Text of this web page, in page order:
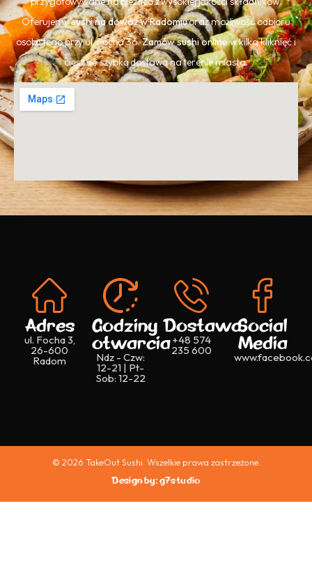
Oferujemysushi na dowóz w Radomiuoraz możliwość odbioru
osobistego przy ul. Focha 36.Zamów sushi onlinew kilka kliknięć i
ciesz się szybką dostawą na terenie miasta.
Adres
ul. Focha 3,
26-600
Radom
Godziny
otwarcia
Ndz - Czw:
12-21 | Pt-
Sob: 12-22
Dostawa
+48 574
235 600
Social
Media
© 2026 TakeOut Sushi. Wszelkie prawa zastrzeżone.
Design by: g7studio